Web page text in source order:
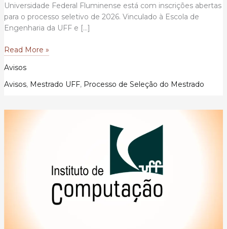
Universidade Federal Fluminense está com inscrições abertas
para o processo seletivo de 2026. Vinculado à Escola de
Engenharia da UFF e […]
Mestrado
em
Sistemas
Read More »
Avisos
Avisos, Mestrado UFF, Processo de Seleção do Mestrado